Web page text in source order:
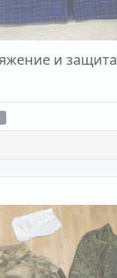
и защита